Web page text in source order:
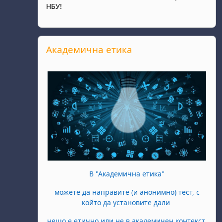
НБУ!
Прескочи Академична етика
Академична етика
В "Академична етика"
можете да направите (и анонимно) тест, с
който да установите дали